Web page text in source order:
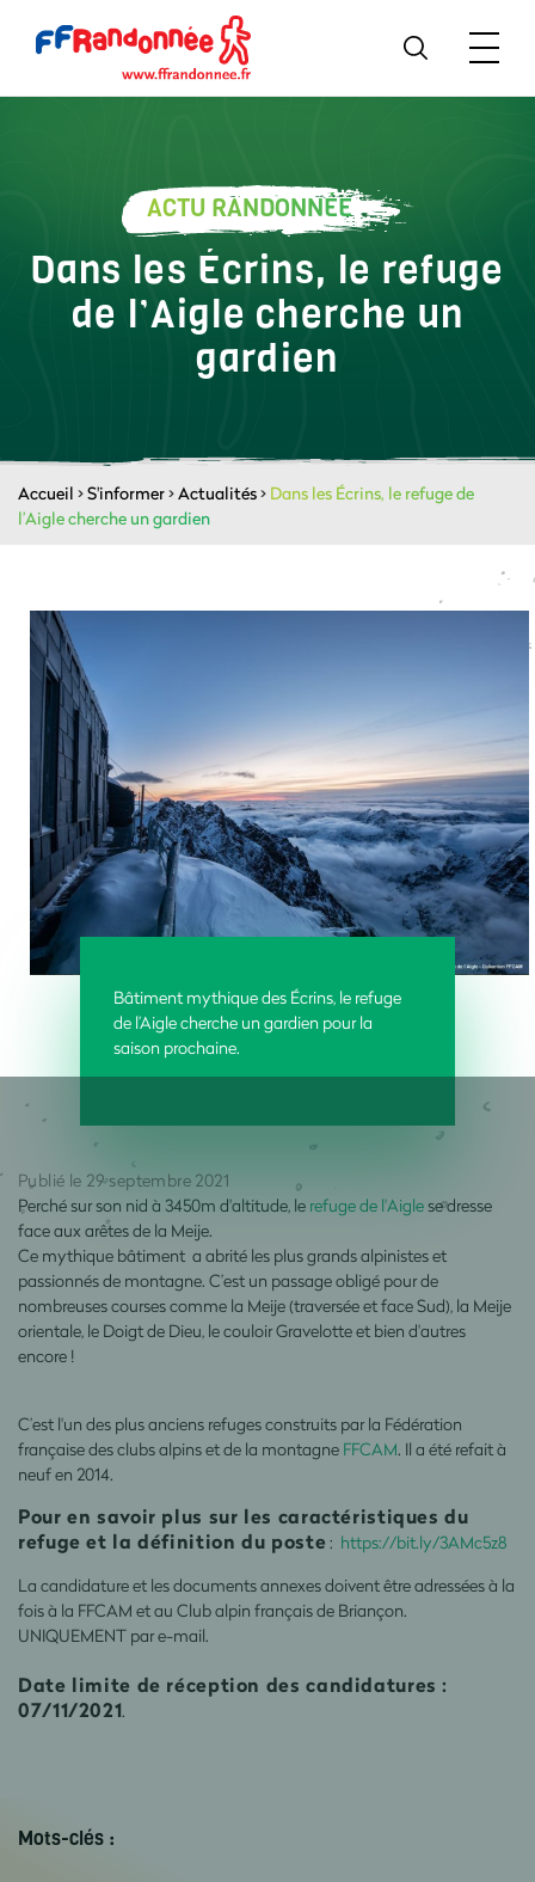
ACTU RANDONNÉE
Dans les Écrins, le refuge
de l’Aigle cherche un
gardien
Accueil >S'informer>Actualités> Dans les Écrins, le refuge de
l’Aigle cherche un gardien
Bâtiment mythique des Écrins, le refuge
de l’Aigle cherche un gardien pour la
saison prochaine.
Publié le 29 septembre 2021
Perché sur son nid à 3450m d'altitude, le refuge de l'Aigle se dresse
face aux arêtes de la Meije.
Ce mythique bâtiment a abrité les plus grands alpinistes et
passionnés de montagne. C’est un passage obligé pour de
nombreuses courses comme la Meije (traversée et face Sud), la Meije
orientale, le Doigt de Dieu, le couloir Gravelotte et bien d'autres
encore !
C’est l'un des plus anciens refuges construits par la Fédération
française des clubs alpins et de la montagne FFCAM. Il a été refait à
neuf en 2014.
Pour en savoir plus sur les caractéristiques du
refuge et la définition du poste: https://bit.ly/3AMc5z8
La candidature et les documents annexes doivent être adressées à la
fois à la FFCAM et au Club alpin français de Briançon.
UNIQUEMENT par e-mail.
Date limite de réception des candidatures :
07/11/2021.
Mots-clés :